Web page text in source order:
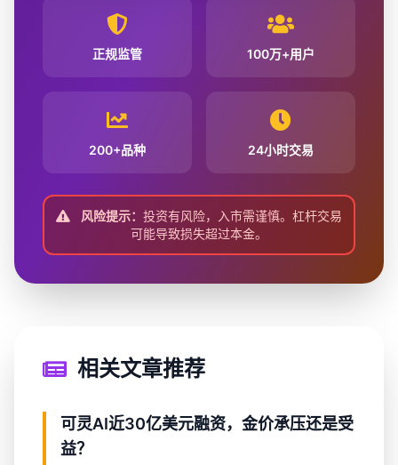
正规监管 100万+用户
200+品种 24小时交易
风险提示： 投资有风险，入市需谨慎。杠杆交易
可能导致损失超过本金。
相关文章推荐
可灵AI近30亿美元融资，金价承压还是受
益？